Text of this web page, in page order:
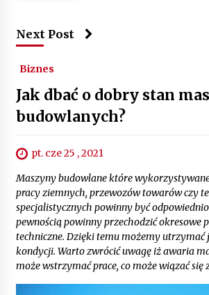
Next Post
Biznes
Jak dbać o dobry stan
budowlanych?
pt. cze 25 , 2021
Maszyny budowlane które
pracy ziemnych, przewozów towarów czy
specjalistycznych powinny być
pewnością powinny przechodzić okresowe
techniczne. Dzięki temu możemy utrzymać
kondycji. Warto zwrócić uwagę iż awaria
może wstrzymać prace, co może wiązać się